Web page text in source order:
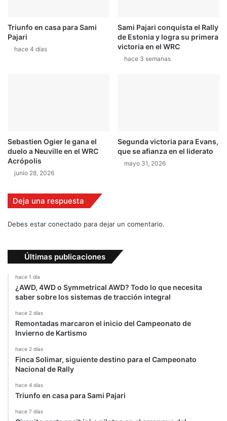
t
r
á
u
e
Triunfo en casa para Sami
Pajari
hace 4 días
Sami Pajari conquista el Rally
de Estonia y logra su primera
victoria en el WRC
hace 3 semanas
Sebastien Ogier le gana el
duelo a Neuville en el WRC
Acrópolis
junio 28, 2026
Segunda victoria para Evans,
que se afianza en el liderato
mayo 31, 2026
Deja una respuesta
Debes estar conectado para dejar un comentario.
Últimas publicaciones
hace 1 día
¿AWD, 4WD o Symmetrical AWD? Todo lo que necesita
saber sobre los sistemas de tracción integral
hace 2 días
Remontadas marcaron el inicio del Campeonato de
Invierno de Kartismo
hace 2 días
Finca Solimar, siguiente destino para el Campeonato
Nacional de Rally
hace 4 días
Triunfo en casa para Sami Pajari
hace 7 días